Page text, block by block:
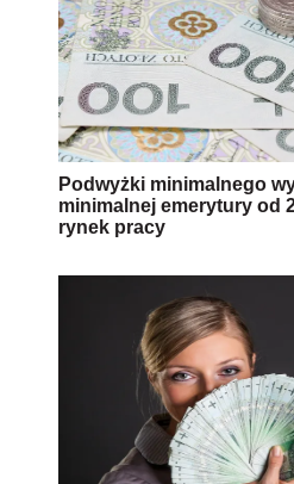
Podwyżki minimalnego
minimalnej emerytury od
rynek pracy